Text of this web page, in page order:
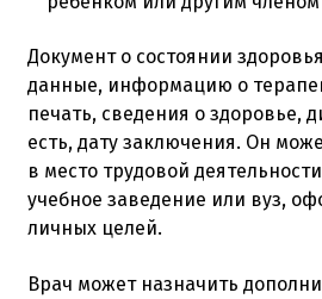
Документ о состоянии
данные, информацию о
печать, сведения о здоровье,
есть, дату заключения. Он
в место трудовой
учебное заведение или вуз,
личных целей.
Врач может назначить